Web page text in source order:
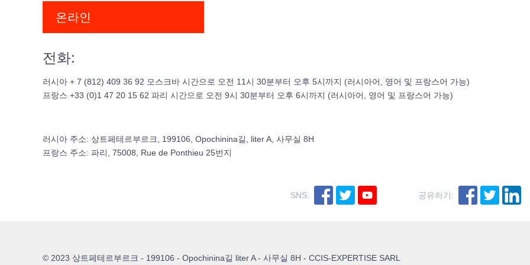
온라인
전화:
러시아 + 7 (812) 409 36 92 모스크바 시간으로 오전 11시 30분부터 오후 5시까지 (러시아어 영어 및 프랑스어 가능)
프랑스 +33 (0)1 47 20 15 62 파리 시간으로 오전 9시 30분부터 오후 6시까지 (러시아어 영어 및 프랑스어 가능)
러시아 주소: 상트페테르부르크 , 199106, Opochinina길 , liter A, 사무실 8H
프랑스 주소: 파리 , 75008, Rue de Ponthieu 25번지
SNS: 공유하기:
© 2023 상트페테르부르크 - 199106 - Opochinina길 liter A - 사무실 8H - CCIS-EXPERTISE SARL